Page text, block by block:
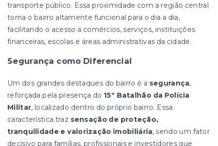
transporte público. Essa proximidade com a região central
torna o bairro altamente funcional para o dia a dia,
facilitando o acesso a comércios, serviços, instituições
financeiras, escolas e áreas administrativas da cidade.
Segurança como Diferencial
Um dos grandes destaques do bairro é a segurança,
reforçada pela presença do 15º Batalhão da Polícia
Militar, localizado dentro do próprio bairro. Essa
característica traz sensação de proteção,
tranquilidade e valorização imobiliária, sendo um fator
decisivo para famílias, profissionais e investidores que